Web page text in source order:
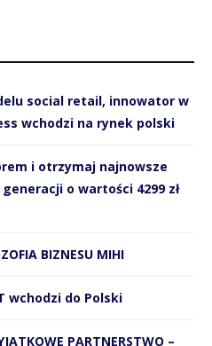
social retail, innowator w
wchodzi na rynek polski
i otrzymaj najnowsze
o wartości 4299 zł
BIZNESU MIHI
wchodzi do Polski
PARTNERSTWO –